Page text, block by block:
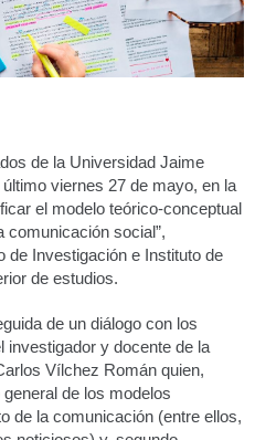
de la Universidad Jaime
viernes 27 de mayo, en la
el modelo teórico-conceptual
comunicación social”,
de Investigación e Instituto de
de estudios.
de un diálogo con los
investigador y docente de la
Vílchez Román quien,
de los modelos
de la comunicación (entre ellos,